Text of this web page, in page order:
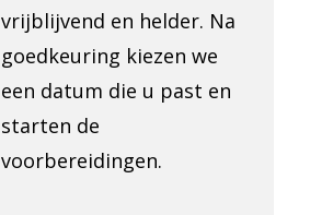
vrijblijvend en helder. Na
goedkeuring kiezen we
een datum die u past en
starten de
voorbereidingen.